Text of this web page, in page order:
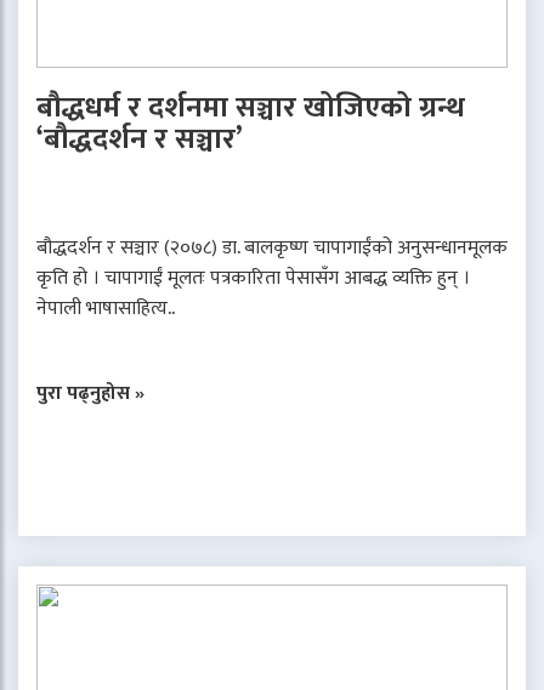
बौद्धधर्म र दर्शनमा सञ्चार खोजिएको ग्रन्थ
‘बौद्धदर्शन र सञ्चार’
बौद्धदर्शन र सञ्चार (२०७८) डा. बालकृष्ण चापागाईंको अनुसन्धानमूलक
कृति हो । चापागाईं मूलतः पत्रकारिता पेसासँग आबद्ध व्यक्ति हुन् ।
नेपाली भाषासाहित्य..
पुरा पढ्नुहोस »